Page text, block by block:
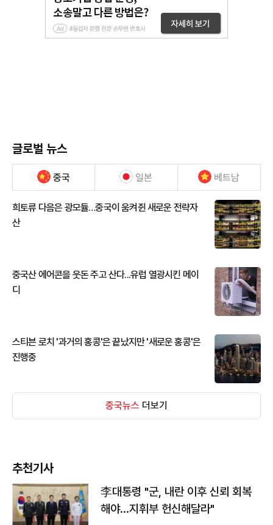
글로벌 뉴스
중국 일본 베트남
희토류 다음은 광모듈…중국이 움켜쥔 새로운 전략자
산
중국산 에어콘을 웃돈 주고 산다...유럽 열광시킨 메이
디
스티븐 로치 '과거의 홍콩'은 끝났지만 '새로운 홍콩'은
진행중
중국뉴스 더보기
추천기사
李대통령 "군, 내란 이후 신뢰 회복
해야…지휘부 헌신해달라"